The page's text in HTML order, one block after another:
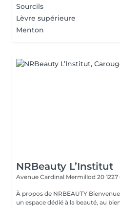
Sourcils
Lèvre supérieure
Menton
NRBeauty L’Institut
Avenue Cardinal Mermillod 20
À propos de NRBEAUTY Bienvenue chez NRBEAUTY L'Institut,
un espace dédié à la beauté, au